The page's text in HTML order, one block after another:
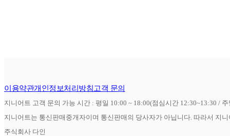
이용약관개인정보처리방침고객 문의
지니어트 고객 문의 가능 시간 : 평일 10:00 ~ 18:00(점심시간 12:30~13:30 /
지니어트는 통신판매중개자이며 통신판매의 당사자가 아닙니다. 따라서 지
주식회사 다인